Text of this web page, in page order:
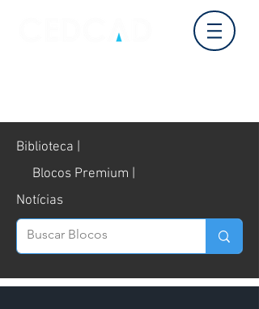
Biblioteca |
Blocos Premium |
Notícias